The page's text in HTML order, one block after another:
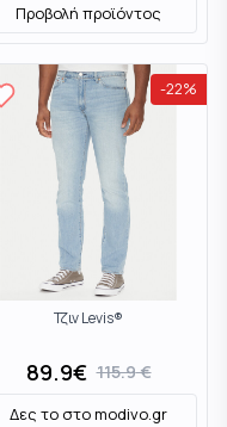
Προβολή προϊόντος
-22%
Τζιν Levis®
89.9€ 115.9€
Δες το στοmodivo.gr